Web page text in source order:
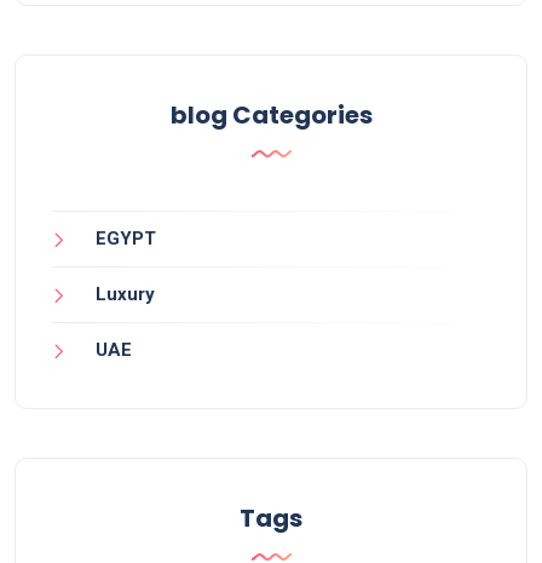
blog Categories
EGYPT
Luxury
UAE
Tags